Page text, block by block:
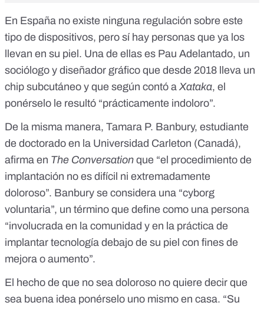
En España no existe ninguna regulación sobre este
tipo de dispositivos, pero sí hay personas que ya los
llevan en su piel. Una de ellas es Pau Adelantado, un
sociólogo y diseñador gráfico que desde 2018 lleva un
chip subcutáneo y que según contó aXataka, el
ponérselo le resultó “prácticamente indoloro”.
De la misma manera, Tamara P. Banbury, estudiante
de doctorado en la Universidad Carleton (Canadá),
afirma en The Conversation que “el procedimiento de
implantación no es difícil ni extremadamente
doloroso”. Banbury se considera una “cyborg
voluntaria”, un término que define como una persona
“involucrada en la comunidad y en la práctica de
implantar tecnología debajo de su piel con fines de
mejora o aumento”.
El hecho de que no sea doloroso no quiere decir que
sea buena idea ponérselo uno mismo en casa. “Su